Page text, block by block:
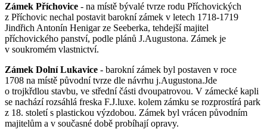
Zámek Příchovice - na místě bývalé tvrze rodu Příchovických
z Příchovic nechal postavit barokní zámek v letech 1718-1719
Jindřich Antonín Henigar ze Seeberka, tehdejší majitel
příchovického panství, podle plánů J.Augustona. Zámek je
v soukromém vlastnictví.
Zámek Dolní Lukavice - barokní zámek byl postaven v roce
1708 na místě původní tvrze dle návrhu j.Augustona.Jde
o trojkřdlou stavbu, ve střední části dvoupatrovou. V zámecké kapli
se nachází rozsáhlá freska F.J.luxe. kolem zámku se rozprostírá park
z 18. století s plastickou výzdobou. Zámek byl vrácen původním
majitelům a v současné době probíhají opravy.